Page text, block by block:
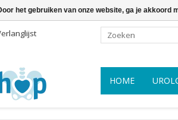
HOME
het gebruiken van onze website, ga je